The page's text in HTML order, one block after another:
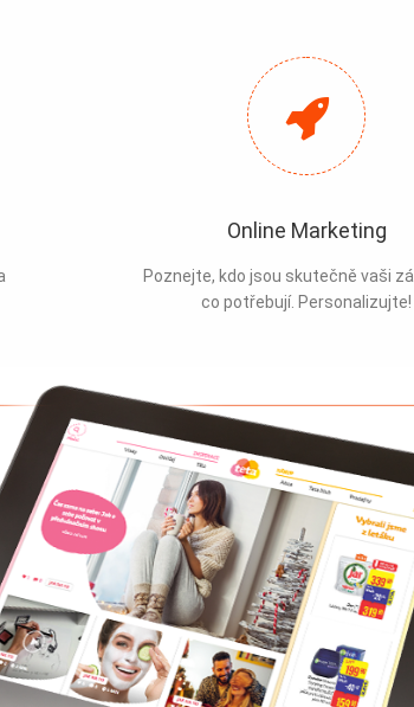
Online Marketing
Poznejte, kdo jsou skutečně vaši
co potřebují. Personalizujte!